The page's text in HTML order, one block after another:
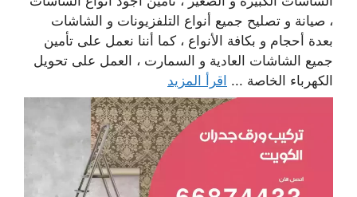
، صيانة و تصليح جميع أنواع التلفزيونات و الشاشات
بعدة أحجام و بكافة الأنواع ، كما أننا نعمل على تأمين
جميع الشاشات العادية و السمارت ، العمل على تحويل
الكهرباء الخاصة ... اقرأ المزيد